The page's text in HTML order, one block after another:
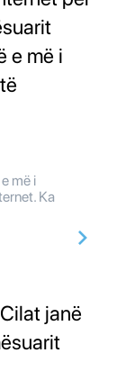
e më i
më i
Ka
janë